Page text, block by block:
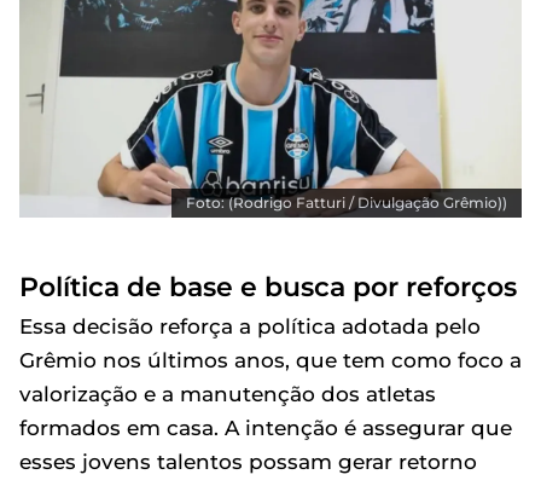
Foto: (Rodrigo Fatturi / Divulgação Grêmio))
Política de base e busca por reforços
Essa decisão reforça a política adotada pelo
Grêmio nos últimos anos, que tem como foco a
valorização e a manutenção dos atletas
formados em casa. A intenção é assegurar que
esses jovens talentos possam gerar retorno